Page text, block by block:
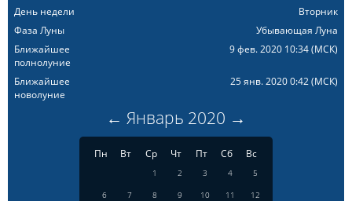
День недели
Вторник
Фаза Луны
Убывающая Луна
Ближайшее
полнолуние
9 фев. 2020 10:34(МСК)
Ближайшее
новолуние
25 янв. 2020 0:42(МСК)
← Январь 2020 →
Пн Вт Ср Чт Пт Сб Вс
1 2 3 4
5
6
7 8 9 10 11
12